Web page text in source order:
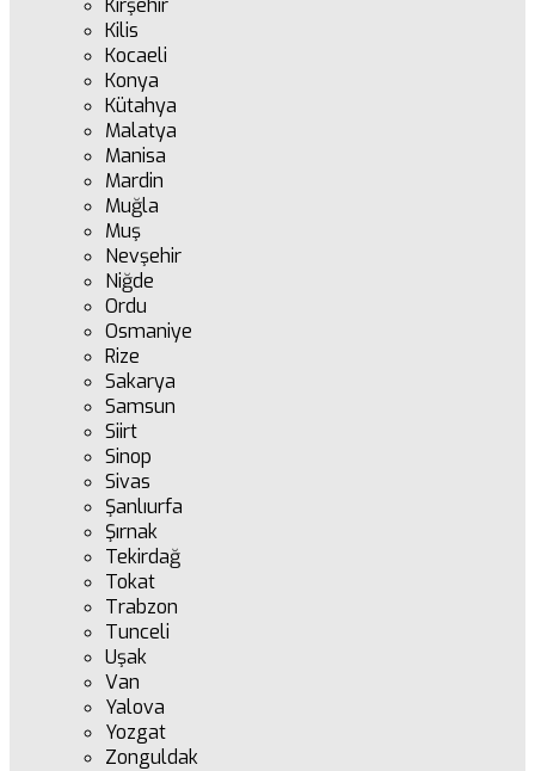
Kırşehir
Kilis
Kocaeli
Konya
Kütahya
Malatya
Manisa
Mardin
Muğla
Muş
Nevşehir
Niğde
Ordu
Osmaniye
Rize
Sakarya
Samsun
Siirt
Sinop
Sivas
Şanlıurfa
Şırnak
Tekirdağ
Tokat
Trabzon
Tunceli
Uşak
Van
Yalova
Yozgat
Zonguldak